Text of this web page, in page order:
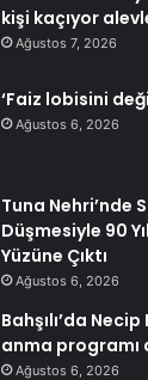
kişi kaçıyor
Ağustos 7, 2026
‘Faiz lobisini
Ağustos 6, 2026
Tuna Nehri’nde
Düşmesiyle 90
Yüzüne Çıktı
Ağustos 6, 2026
Bahşılı’da Necip
anma programı
Ağustos 6, 2026